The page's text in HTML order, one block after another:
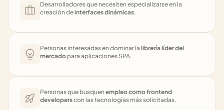
Desarrolladores que necesiten especializarse en la
creación de interfaces dinámicas.
Personas interesadas en dominar la librería líder del
mercado para aplicaciones SPA.
Personas que busquen empleo como frontend
developers con las tecnologías más solicitadas.